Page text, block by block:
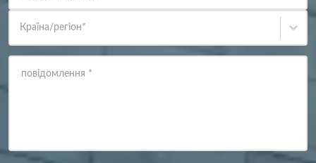
Країна/регіон*
повідомлення *